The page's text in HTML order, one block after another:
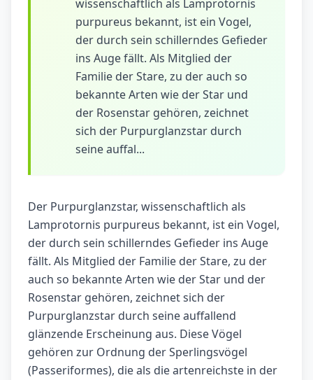
wissenschaftlich als Lamprotornis
purpureus bekannt, ist ein Vogel,
der durch sein schillerndes Gefieder
ins Auge fällt. Als Mitglied der
Familie der Stare, zu der auch so
bekannte Arten wie der Star und
der Rosenstar gehören, zeichnet
sich der Purpurglanzstar durch
seine auffal...
Der Purpurglanzstar, wissenschaftlich als
Lamprotornis purpureus bekannt, ist ein Vogel,
der durch sein schillerndes Gefieder ins Auge
fällt. Als Mitglied der Familie der Stare, zu der
auch so bekannte Arten wie der Star und der
Rosenstar gehören, zeichnet sich der
Purpurglanzstar durch seine auffallend
glänzende Erscheinung aus. Diese Vögel
gehören zur Ordnung der Sperlingsvögel
(Passeriformes), die als die artenreichste in der